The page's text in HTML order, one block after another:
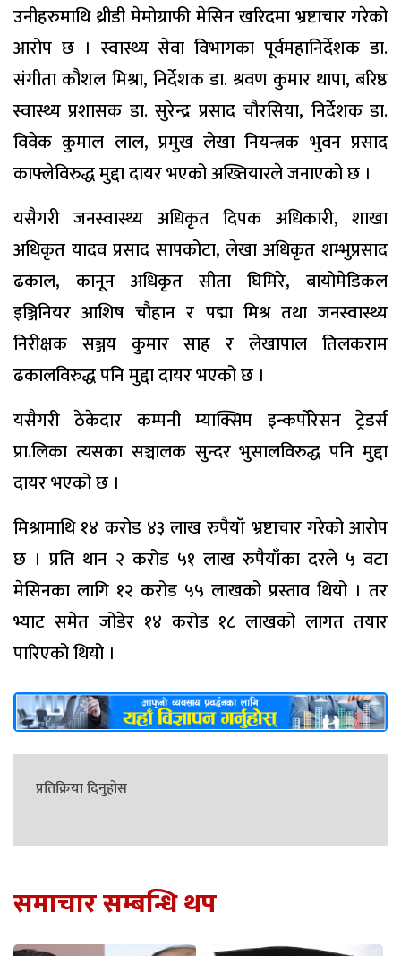
उनीहरुमाथि थ्रीडी मेमोग्राफी मेसिन खरिदमा भ्रष्टाचार गरेको
आरोप छ । स्वास्थ्य सेवा विभागका पूर्वमहानिर्देशक डा.
संगीता कौशल मिश्रा, निर्देशक डा. श्रवण कुमार थापा, बरिष्ठ
स्वास्थ्य प्रशासक डा. सुरेन्द्र प्रसाद चौरसिया, निर्देशक डा.
विवेक कुमाल लाल, प्रमुख लेखा नियन्त्रक भुवन प्रसाद
काफ्लेविरुद्ध मुद्दा दायर भएको अख्तियारले जनाएको छ ।
यसैगरी जनस्वास्थ्य अधिकृत दिपक अधिकारी, शाखा
अधिकृत यादव प्रसाद सापकोटा, लेखा अधिकृत शम्भुप्रसाद
ढकाल, कानून अधिकृत सीता घिमिरे, बायोमेडिकल
इञ्जिनियर आशिष चौहान र पद्मा मिश्र तथा जनस्वास्थ्य
निरीक्षक सञ्जय कुमार साह र लेखापाल तिलकराम
ढकालविरुद्ध पनि मुद्दा दायर भएको छ ।
यसैगरी ठेकेदार कम्पनी म्याक्सिम इन्कर्पोरेसन ट्रेडर्स
प्रा.लिका त्यसका सञ्चालक सुन्दर भुसालविरुद्ध पनि मुद्दा
दायर भएको छ ।
मिश्रामाथि १४ करोड ४३ लाख रुपैयाँ भ्रष्टाचार गरेको आरोप
छ । प्रति थान २ करोड ५१ लाख रुपैयाँका दरले ५ वटा
मेसिनका लागि १२ करोड ५५ लाखको प्रस्ताव थियो । तर
भ्याट समेत जोडेर १४ करोड १८ लाखको लागत तयार
पारिएको थियो ।
प्रतिक्रिया दिनुहोस
समाचार सम्बन्धि थप